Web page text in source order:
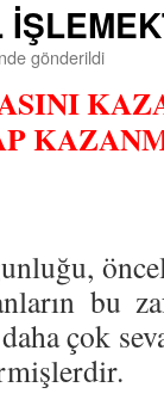
gönderildi
bu
çok